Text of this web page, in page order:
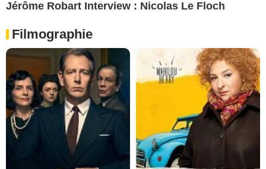
Jérôme Robart Interview : Nicolas Le Floch
Filmographie